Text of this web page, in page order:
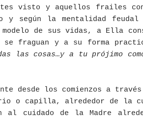
visto y aquellos frailes
y según la mentalidad
de sus vidas, a Ella
fraguan y a su forma
las cosas…y a tu prójimo
desde los comienzos a
o capilla, alrededor de la
al cuidado de la Madre